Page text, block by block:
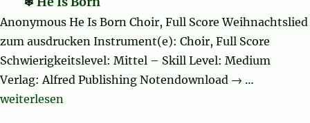
Anonymous He Is Born Choir, Full Score Weihnachtslied
zum ausdrucken Instrument(e): Choir, Full Score
Schwierigkeitslevel: Mittel – Skill Level: Medium
Verlag: Alfred Publishing Notendownload → …
„He Is Born“
weiterlesen